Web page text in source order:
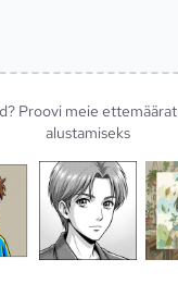
Proovi meie
alustamiseks